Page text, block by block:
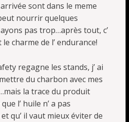
sont dans le meme
nourrir quelques
pas trop…après tout, c’
charme de l’ endurance!
regagne les stands, j’ ai
du charbon avec mes
la trace du produit
l’ huile n’ a pas
qu’ il vaut mieux éviter de